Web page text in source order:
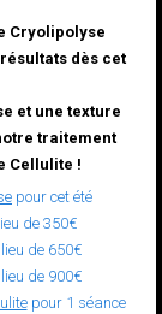
Cryolipolyse
dès cet
et une texture
traitement
Cellulite !
pour cet été
de 350€
de 650€
de 900€
pour 1 séance